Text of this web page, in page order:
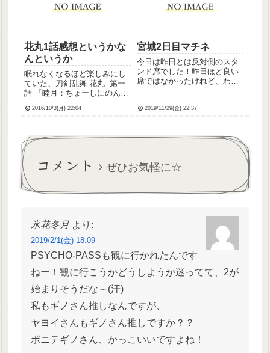
今では三日月以外に...
等身大パネルはセンサー？み
花丸1話感想というかな
んというか
眠れなくなるほど楽しみにし
ていた、刀剣乱舞-花丸- 第一
話 『睦月：ちょーしにのん
の箇条書きというか。追記か
2016/10/3(月) 22:04
宮城2日目マチネ
今日は昨日とは反対側のスタ
ンド席でした！昨日ほど良い
席ではなかったけれど、わた
が歩いてくれましたありがと
ファンサがすごく良い。指さ
2019/11/29(金) 22:37
コメント ぜひお気軽に☆
氷花冬月 より:
2019/2/1(金) 18:09
PSYCHO-PASSも観に行かれたんです
ねー！観に行こうかどうしようか迷ってて、2が
始まりそうだな～(汗)
私もギノさん推しなんですが、
ヤヨイさんもギノさん推しですか？？
ポニテギノさん、かっこいいですよね！